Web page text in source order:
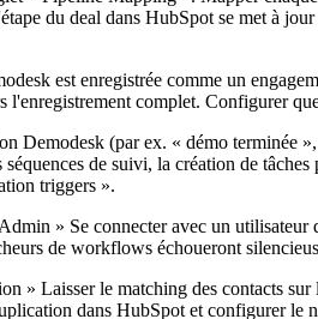
du deal dans HubSpot se met à
est enregistrée comme un
l'enregistrement complet. Configurer
Demodesk (par ex. « démo terminée
de suivi, la création de
triggers ».
» Se connecter avec un
de workflows échoueront
» Laisser le matching des contacts
dans HubSpot et configurer le